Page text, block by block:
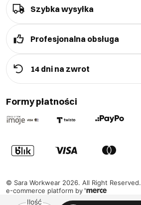
Ilość
Szybka wysyłka
Profesjonalna obsługa
14 dni na zwrot
Formy płatności
© Sara Workwear 2026. All Right Reserved.
e-commerce platform by